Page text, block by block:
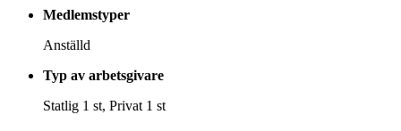
Medlemstyper
Anställd
Typ av arbetsgivare
Statlig 1 st, Privat 1 st